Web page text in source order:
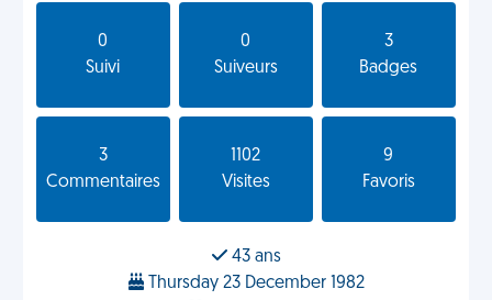
0
Suivi
0
Suiveurs
3
Badges
3
Commentaires
1102
Visites
9
Favoris
43 ans
Thursday 23 December 1982